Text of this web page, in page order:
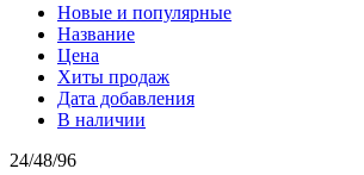
Новые и популярные
Название
Цена
Хиты продаж
Дата добавления
В наличии
24/48/96